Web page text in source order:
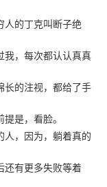
人的丁克叫断子绝
我，每次都认认真真
长的注视，都给了手
是，看脸。
人，因为，躺着真的
还有更多失败等着